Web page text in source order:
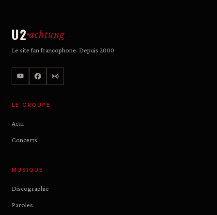
U2 achtung
Le site fan francophone. Depuis 2000
LE GROUPE
Actu
Concerts
MUSIQUE
Discographie
Paroles